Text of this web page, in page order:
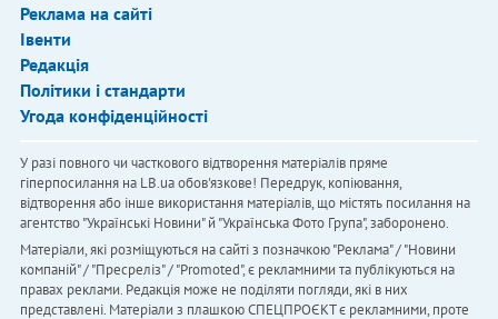
Реклама на сайті
Івенти
Редакція
Політики і стандарти
Угода конфіденційності
У разі повного чи часткового відтворення матеріалів пряме
гіперпосилання на LB.ua обов'язкове! Передрук, копіювання,
відтворення або інше використання матеріалів, що містять посилання на
агентство "Українськi Новини" й "Українська Фото Група", заборонено.
Матеріали, які розміщуються на сайті з позначкою "Реклама" / "Новини
компаній" / "Пресреліз" / "Promoted", є рекламними та публікуються на
правах реклами. Редакція може не поділяти погляди, які в них
представлені. Матеріали з плашкою СПЕЦПРОЄКТ є рекламними, проте